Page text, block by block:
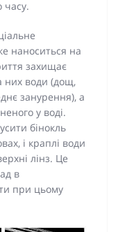
часу.
наноситься на
захищає
них води (дощ,
занурення), а
у воді.
бінокль
і краплі води
лінз. Це
в
при цьому